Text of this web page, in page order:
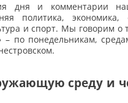
дня и комментарии
политика, экономика,
и спорт. Мы говорим о
– по понедельникам,
среду и